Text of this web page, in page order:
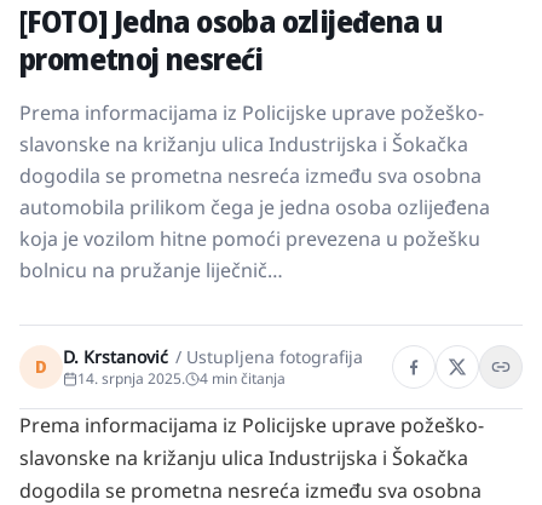
Županija
[FOTO] Jedna osoba ozlijeđena u
prometnoj nesreći
Prema informacijama iz Policijske uprave požeško-
slavonske na križanju ulica Industrijska i Šokačka
dogodila se prometna nesreća između sva osobna
automobila prilikom čega je jedna osoba ozlijeđena
koja je vozilom hitne pomoći prevezena u požešku
bolnicu na pružanje liječnič…
D D. Krstanović / Ustupljena fotografija
14. srpnja 2025. 4 min čitanja
Prema informacijama iz Policijske uprave požeško-
slavonske na križanju ulica Industrijska i Šokačka
dogodila se prometna nesreća između sva osobna